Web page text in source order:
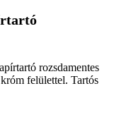
rozsdamentes
felülettel. Tartós